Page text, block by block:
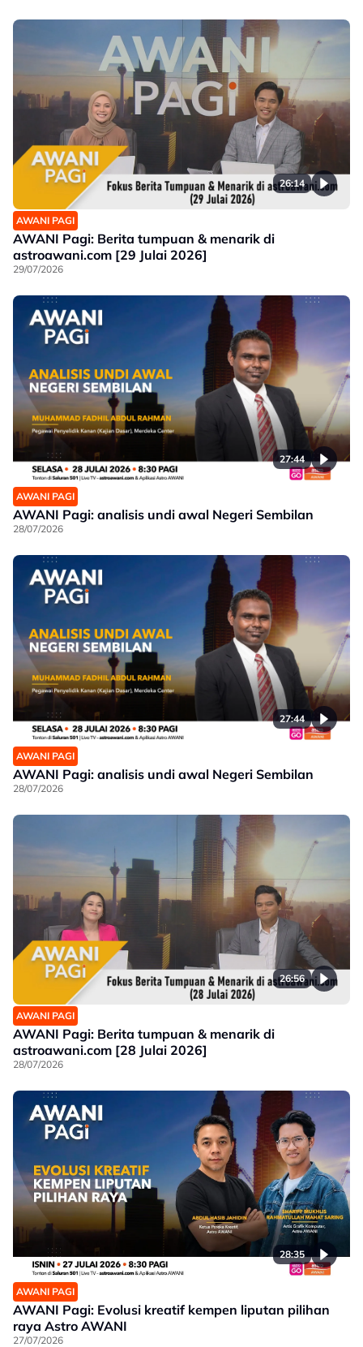
26:14
AWANI PAGI
AWANI Pagi: Berita tumpuan & menarik di
astroawani.com [29 Julai 2026]
29/07/2026
27:44
AWANI PAGI
AWANI Pagi: analisis undi awal Negeri Sembilan
28/07/2026
27:44
AWANI PAGI
AWANI Pagi: analisis undi awal Negeri Sembilan
28/07/2026
26:56
AWANI PAGI
AWANI Pagi: Berita tumpuan & menarik di
astroawani.com [28 Julai 2026]
28/07/2026
28:35
AWANI PAGI
AWANI Pagi: Evolusi kreatif kempen liputan pilihan
raya Astro AWANI
27/07/2026